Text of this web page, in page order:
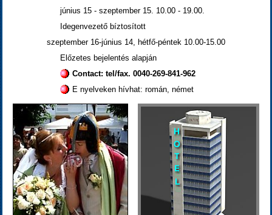
június 15 - szeptember 15. 10.00 - 19.00.
Idegenvezető bíztosított
szeptember 16-június 14, hétfő-péntek 10.00-15.00
Előzetes bejelentés alapján
Contact: tel/fax. 0040-269-841-962
E nyelveken hívhat: román, német